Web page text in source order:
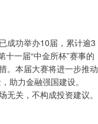
成功举办10届，累计逾3
一届“中金所杯”赛事的
。本届大赛将进一步推动
助力金融强国建设。
关，不构成投资建议。